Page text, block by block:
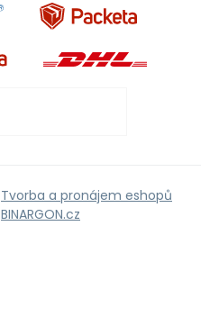
Tvorba a pronájem eshopů
BINARGON.cz